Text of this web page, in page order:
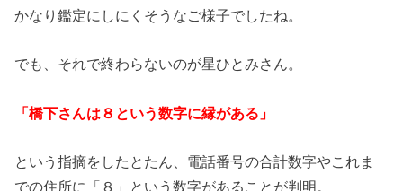
かなり鑑定にしにくそうなご様子でしたね。
でも、それで終わらないのが星ひとみさん。
「橋下さんは８という数字に縁がある」
という指摘をしたとたん、電話番号の合計数字やこれま
での住所に「８」という数字があることが判明。